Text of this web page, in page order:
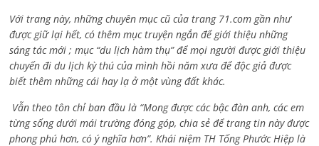
Với trang này, những chuyên mục cũ của trang 71.com gần như
được giữ lại hết, có thêm mục truyện ngắn để giới thiệu những
sáng tác mới ; mục “du lịch hàm thụ” để mọi người được giới thiệu
chuyến đi du lịch kỳ thú của mình hồi năm xưa để độc giả được
biết thêm những cái hay lạ ở một vùng đất khác.
Vẫn theo tôn chỉ ban đầu là “Mong được các bậc đàn anh, các em
từng sống dưới mái trường đóng góp, chia sẻ để trang tin này được
phong phú hơn, có ý nghĩa hơn”. Khái niệm TH Tống Phước Hiệp là